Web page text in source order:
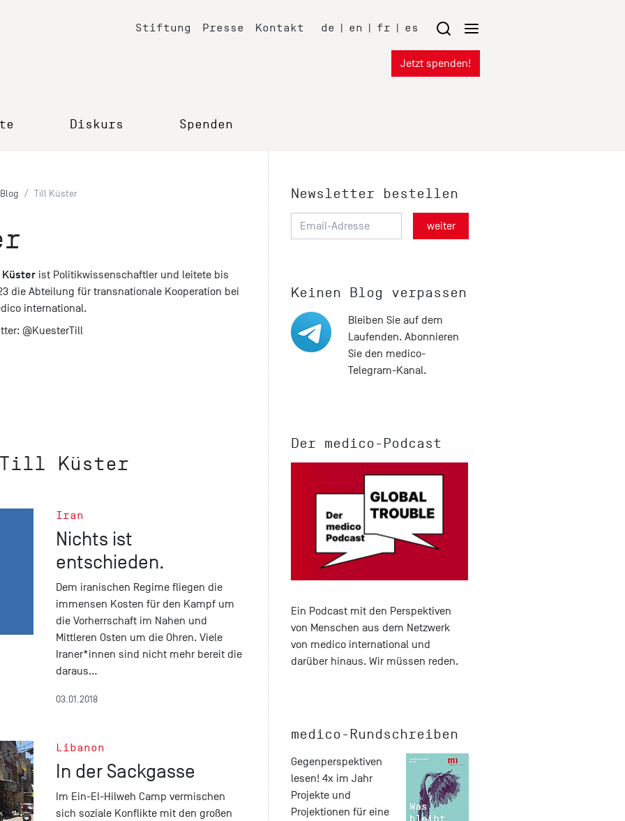
Stiftung Presse Kontakt de | en | fr | es
Jetzt spenden!
Diskurs Spenden
Blog Till Küster
Küster ist Politikwissenschaftler und leitete bis
die Abteilung für transnationale Kooperation bei
international.
@KuesterTill
Küster
Iran
Nichts ist
entschieden.
Dem iranischen Regime fliegen die
immensen Kosten für den Kampf um
die Vorherrschaft im Nahen und
Mittleren Osten um die Ohren. Viele
Iraner*innen sind nicht mehr bereit die
daraus…
03.01.2018
Libanon
In der Sackgasse
Im Ein-El-Hilweh Camp vermischen
sich soziale Konflikte mit den großen
Newsletter bestellen
Keinen Blog verpassen
Bleiben Sie auf dem
Laufenden. Abonnieren
Sie den medico-
Telegram-Kanal.
Der medico-Podcast
Ein Podcast mit den Perspektiven
von Menschen aus dem Netzwerk
von medico international und
darüber hinaus. Wir müssen reden.
medico-Rundschreiben
Gegenperspektiven
lesen! 4x im Jahr
Projekte und
Projektionen für eine